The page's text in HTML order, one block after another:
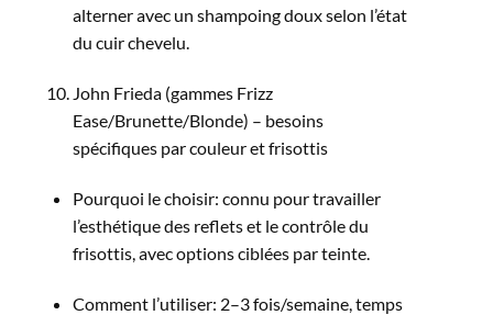
alterner avec un shampoing doux selon l’état
du cuir chevelu.​
John Frieda (gammes Frizz
Ease/Brunette/Blonde) – besoins
spécifiques par couleur et frisottis
Pourquoi le choisir: connu pour travailler
l’esthétique des reflets et le contrôle du
frisottis, avec options ciblées par teinte.​
Comment l’utiliser: 2–3 fois/semaine, temps